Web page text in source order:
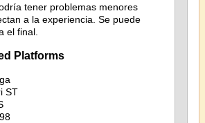
tener problemas menores
a la experiencia. Se puede
el final.
Platforms
ST